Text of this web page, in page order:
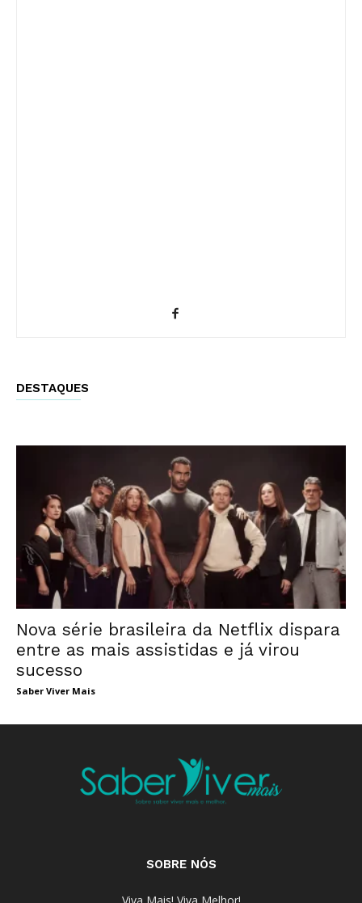
DESTAQUES
Nova série brasileira da Netflix dispara
entre as mais assistidas e já virou
sucesso
Saber Viver Mais
SOBRE NÓS